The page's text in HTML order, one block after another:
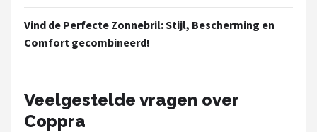
Vind de Perfecte Zonnebril: Stijl, Bescherming en
Comfort gecombineerd!
Veelgestelde vragen over
Coppra